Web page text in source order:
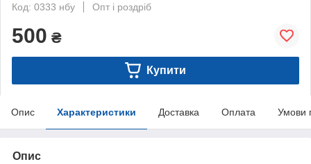
Код: 0333 нбу
Опт і роздріб
500 ₴
Купити
Опис Характеристики Доставка Оплата Умови
Опис